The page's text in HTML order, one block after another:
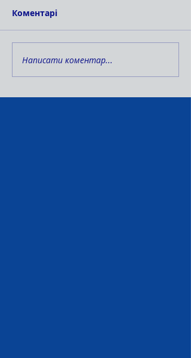
Коментарі
Написати коментар...